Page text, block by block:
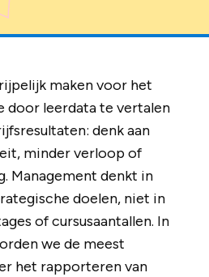
maken voor het
door leerdata te vertalen
denk aan
minder verloop of
Management denkt in
doelen, niet in
of cursusaantallen. In
we de meest
het rapporteren van